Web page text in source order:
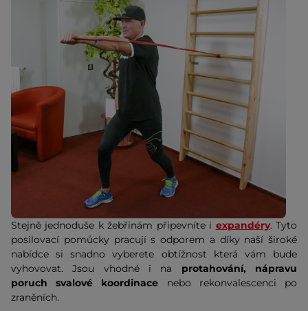
Stejně jednoduše k žebřinám připevníte i expandéry. Tyto
posilovací pomůcky pracují s odporem a díky naší široké
nabídce si snadno vyberete obtížnost která vám bude
vyhovovat. Jsou vhodné i na protahování, nápravu
poruch svalové koordinace nebo rekonvalescenci po
zraněních.